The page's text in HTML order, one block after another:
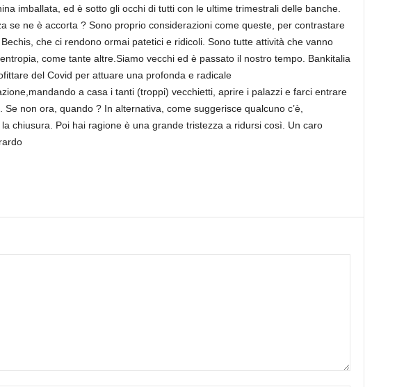
imballata, ed è sotto gli occhi di tutti con le ultime trimestrali delle banche.
se ne è accorta ? Sono proprio considerazioni come queste, per contrastare
che ci rendono ormai patetici e ridicoli. Sono tutte attività che vanno
come tante altre.Siamo vecchi ed è passato il nostro tempo. Bankitalia
del Covid per attuare una profonda e radicale
a casa i tanti (troppi) vecchietti, aprire i palazzi e farci entrare
Se non ora, quando ? In alternativa, come suggerisce qualcuno c’è,
chiusura. Poi hai ragione è una grande tristezza a ridursi così. Un caro